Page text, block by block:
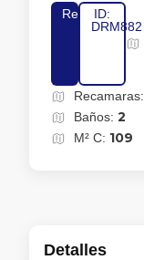
RentaID:
DRM882
Recamaras:
Baños: 2
M² C: 109
Detalles